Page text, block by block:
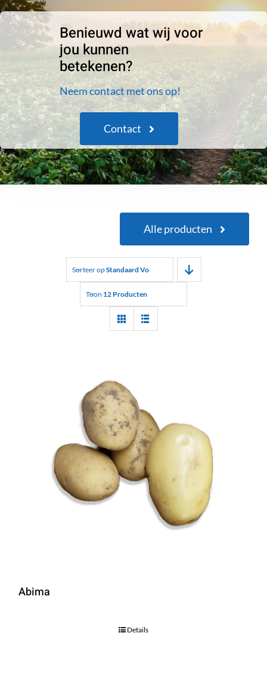
Benieuwd wat wij voor
jou kunnen
betekenen?
Neem contact met ons op!
Contact
Alle producten
Sorteer opStandaard Volgorde
Toon 12 Producten
Abima
Details